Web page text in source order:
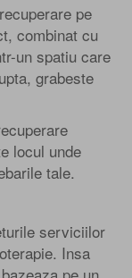
pe
combinat cu
un spatiu care
grabeste
locul unde
tale.
serviciilor
Insa